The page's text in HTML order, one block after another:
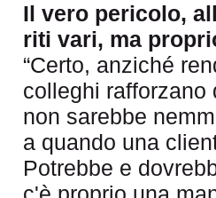
Il vero pericolo,
riti vari, ma
“Certo, anziché
colleghi rafforzano
non sarebbe
a quando una
Potrebbe e